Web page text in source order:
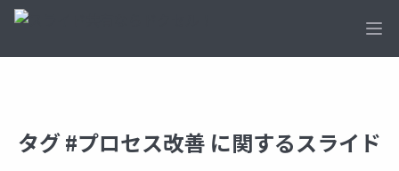
タグ #プロセス改善 に関するスライド